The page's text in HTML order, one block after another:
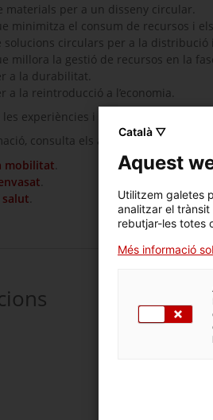
materials per a un disseny circular.
minimitza el consum de recursos i
solucions circulars per a la distribució
millora la gestió de recursos en la
a la durabilitat.
a la reintroducció a l’economia.
experiències i solucions
consulta els anteriors lliuraments
mobilitat
Català ▽
Aquest
Utilitzem galetes
analitzar el
rebutjar-les totes
Més informació